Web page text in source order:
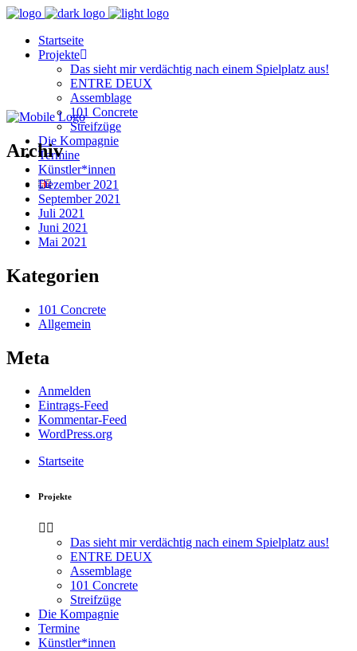
Startseite
Projekte
Das sieht mir verdächtig nach einem Spielplatz aus!
ENTRE DEUX
Assemblage
101 Concrete
Streifzüge
Die Kompagnie
Termine
Künstler*innen
Archiv
Dezember 2021
September 2021
Juli 2021
Juni 2021
Mai 2021
Kategorien
101 Concrete
Allgemein
Meta
Anmelden
Eintrags-Feed
Kommentar-Feed
WordPress.org
Startseite
Projekte
Das sieht mir verdächtig nach einem Spielplatz aus!
ENTRE DEUX
Assemblage
101 Concrete
Streifzüge
Die Kompagnie
Termine
Künstler*innen